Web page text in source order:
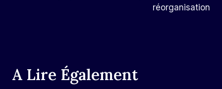
réorganisation
A Lire Également